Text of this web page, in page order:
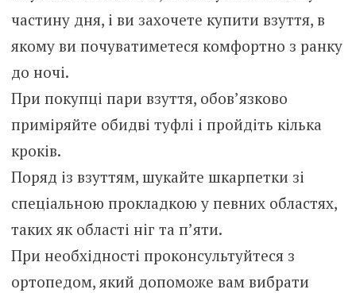
частину дня, і ви захочете купити взуття, в
якому ви почуватиметеся комфортно з ранку
до ночі.
При покупці пари взуття, обов’язково
приміряйте обидві туфлі і пройдіть кілька
кроків.
Поряд із взуттям, шукайте шкарпетки зі
спеціальною прокладкою у певних областях,
таких як області ніг та п’яти.
При необхідності проконсультуйтеся з
ортопедом, який допоможе вам вибрати